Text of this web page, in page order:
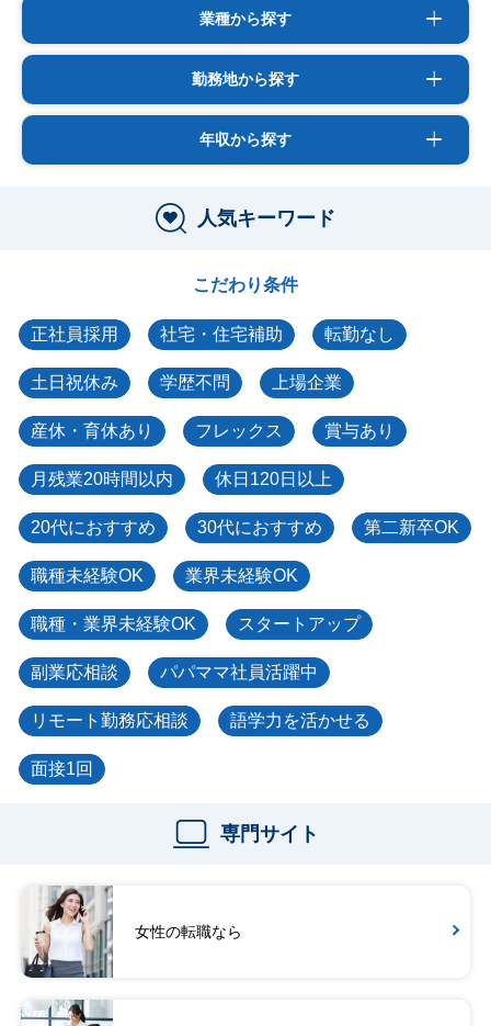
業種から探す
勤務地から探す
年収から探す
人気キーワード
こだわり条件
正社員採用 社宅・住宅補助 転勤なし
土日祝休み 学歴不問 上場企業
産休・育休あり フレックス 賞与あり
月残業20時間以内 休日120日以上
20代におすすめ 30代におすすめ 第二新卒OK
職種未経験OK 業界未経験OK
職種・業界未経験OK スタートアップ
副業応相談 パパママ社員活躍中
リモート勤務応相談 語学力を活かせる
面接1回
専門サイト
女性の転職なら